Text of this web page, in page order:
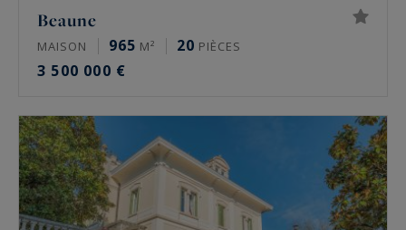
Beaune
MAISON 965 M² 20 PIÈCES
3 500 000 €